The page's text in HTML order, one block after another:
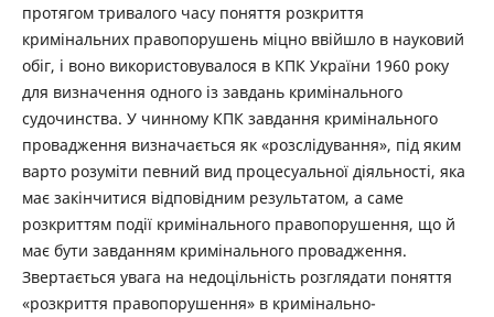
протягом тривалого часу поняття розкриття
кримінальних правопорушень міцно ввійшло в науковий
обіг, і воно використовувалося в КПК України 1960 року
для визначення одного із завдань кримінального
судочинства. У чинному КПК завдання кримінального
провадження визначається як «розслідування», під яким
варто розуміти певний вид процесуальної діяльності, яка
має закінчитися відповідним результатом, а саме
розкриттям події кримінального правопорушення, що й
має бути завданням кримінального провадження.
Звертається увага на недоцільність розглядати поняття
«розкриття правопорушення» в кримінально-